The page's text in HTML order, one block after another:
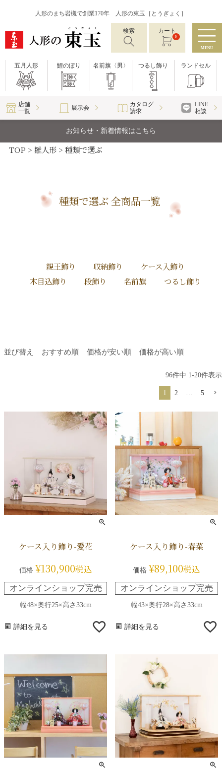
人形のまち岩槻で創業170年 人形の東玉［とうぎょく］
検索 カート
0
MENU
五月人形 鯉のぼり 名前旗〈男〉 つるし飾り ランドセル
店舗
一覧
展示会
カタログ
請求
LINE
相談
お知らせ・新着情報はこちら
TOP 雛人形 種類で選ぶ
種類で選ぶ 全商品一覧
親王飾り 収納飾り
ケース入飾り
木目込飾り
段飾り 名前旗 つるし飾り
並び替え おすすめ順 価格が安い順 価格が高い順
96件中 1 -20件表示
1 2 5
ケース入り飾り-愛花
価格 ¥130,900税込
オンラインショップ完売
幅48×奥行25×高さ33cm
詳細を見る
ケース入り飾り-春菜
価格 ¥89,100税込
オンラインショップ完売
幅43×奥行28×高さ33cm
詳細を見る